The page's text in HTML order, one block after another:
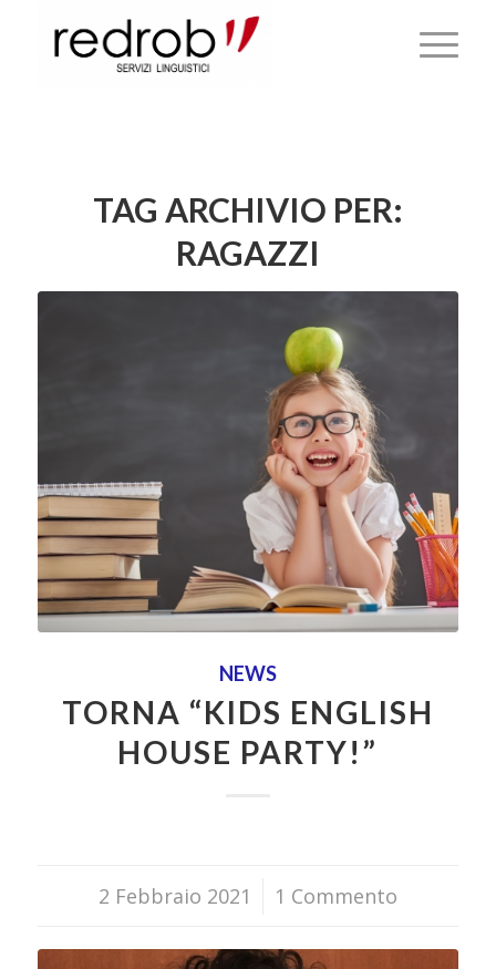
TAG ARCHIVIO PER:
RAGAZZI
NEWS
TORNA “KIDS ENGLISH
HOUSE PARTY!”
2 Febbraio 2021
/ 1 Commento